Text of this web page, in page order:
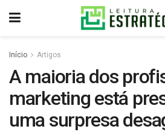
Início Artigos
A maioria dos
marketing está
uma surpresa